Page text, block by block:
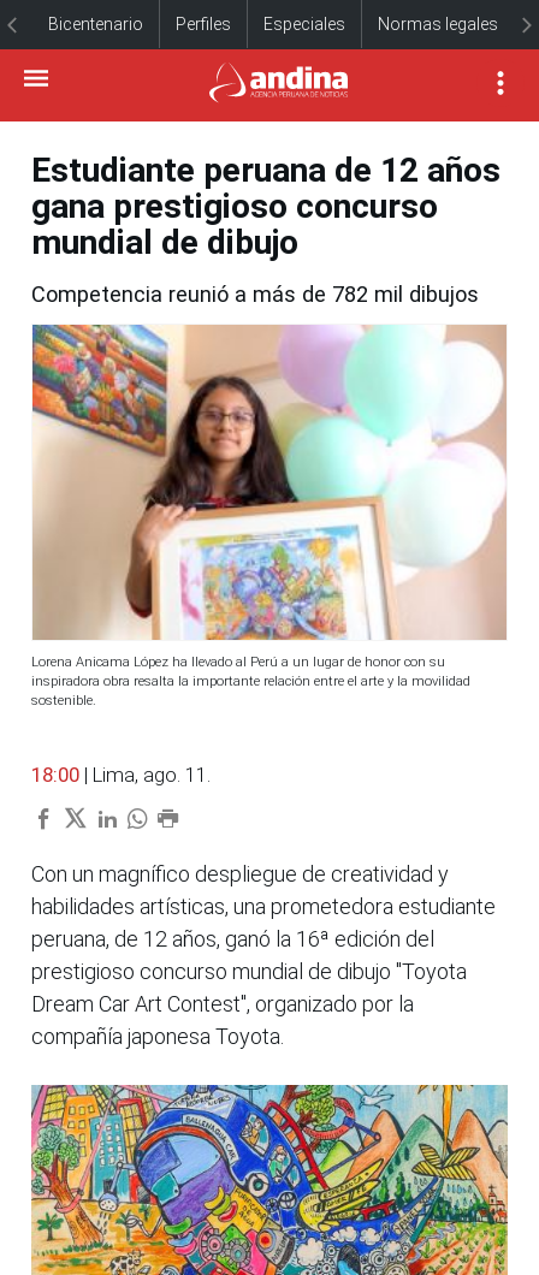
Bicentenario Perfiles Especiales Normas legales
Estudiante peruana de 12 años
gana prestigioso concurso
mundial de dibujo
Competencia reunió a más de 782 mil dibujos
Lorena Anicama López ha llevado al Perú a un lugar de honor con su
inspiradora obra resalta la importante relación entre el arte y la movilidad
sostenible.
18:00 | Lima, ago. 11.
Con un magnífico despliegue de creatividad y
habilidades artísticas, una prometedora estudiante
peruana, de 12 años, ganó la 16ª edición del
prestigioso concurso mundial de dibujo "Toyota
Dream Car Art Contest", organizado por la
compañía japonesa Toyota.